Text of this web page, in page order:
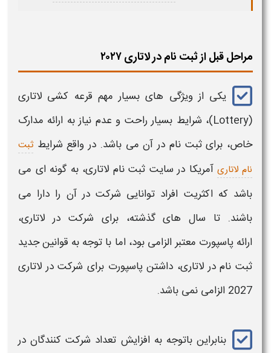
مراحل قبل از ثبت نام در لاتاری ۲۰۲۷
یکی از ویژگی های بسیار مهم قرعه کشی لاتاری
(Lottery)
، شرایط بسیار راحت و عدم نیاز به ارائه مدارک
خاص، برایثبت نام در آن می باشد. در واقع شرایطثبت
نام لاتاریآمریکا در سایت ثبت نام لاتاری، به گونه ای می
باشد که اکثریت افراد توانایی شرکت در آن را دارا می
باشند. تا سال های گذشته، برای شرکت درلاتاری،
ارائهپاسپورت معتبر الزامی بود، اما با توجه به قوانین جدید
ثبت نام در لاتاری، داشتن پاسپورت برای شرکت در لاتاری
2027 الزامی نمی باشد.
بنابراین باتوجه به افزایش تعداد شرکت کنندگان در